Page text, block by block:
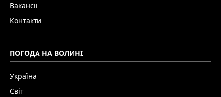
Вакансії
Контакти
ПОГОДА НА ВОЛИНІ
Україна
Світ